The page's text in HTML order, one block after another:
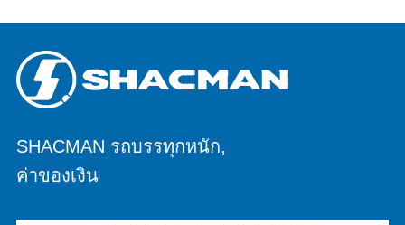
SHACMAN รถบรรทุกหนัก,
ค่าของเงิน